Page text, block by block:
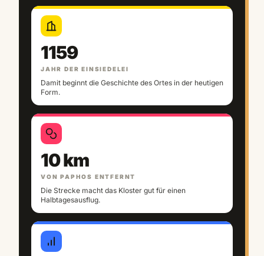
1159
JAHR DER EINSIEDELEI
Damit beginnt die Geschichte des Ortes in der heutigen
Form.
10 km
VON PAPHOS ENTFERNT
Die Strecke macht das Kloster gut für einen
Halbtagesausflug.